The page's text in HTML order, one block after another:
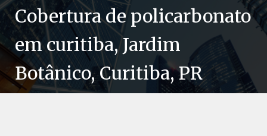
Cobertura de policarbonato
em curitiba, Jardim
Botânico, Curitiba, PR